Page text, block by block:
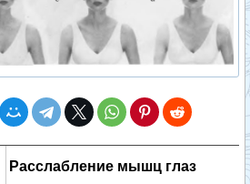
Расслабление мышц глаз